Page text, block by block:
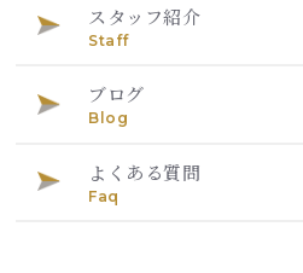
スタッフ紹介
Staff
ブログ
Blog
よくある質問
Faq